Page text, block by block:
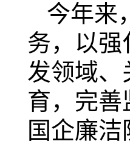
今年来
务，以强
发领域、
育，完
国企廉洁